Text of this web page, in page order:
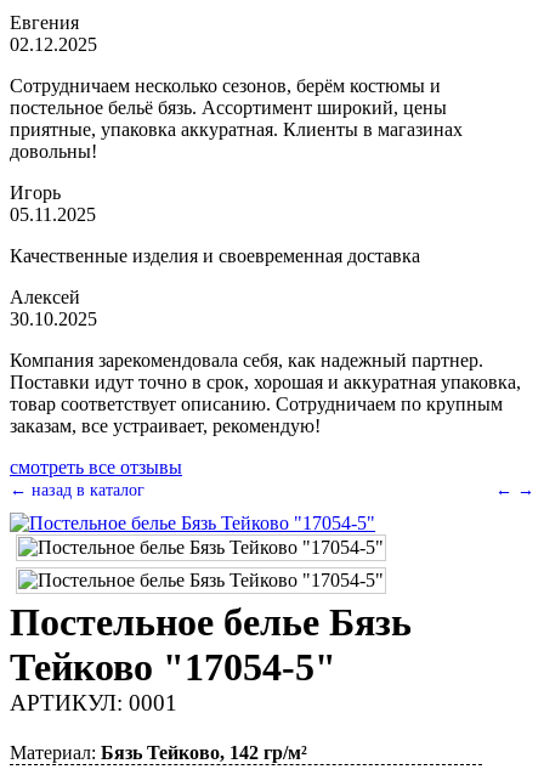
Евгения
02.12.2025
Сотрудничаем несколько сезонов, берём костюмы и
постельное бельё бязь. Ассортимент широкий, цены
приятные, упаковка аккуратная. Клиенты в магазинах
довольны!
Игорь
05.11.2025
Качественные изделия и своевременная доставка
Алексей
30.10.2025
Компания зарекомендовала себя, как надежный партнер.
Поставки идут точно в срок, хорошая и аккуратная упаковка,
товар соответствует описанию. Сотрудничаем по крупным
заказам, все устраивает, рекомендую!
смотреть все отзывы
← →
← назад в каталог
Постельное белье Бязь
Тейково "17054-5"
АРТИКУЛ: 0001
Материал: Бязь Тейково, 142 гр/м²